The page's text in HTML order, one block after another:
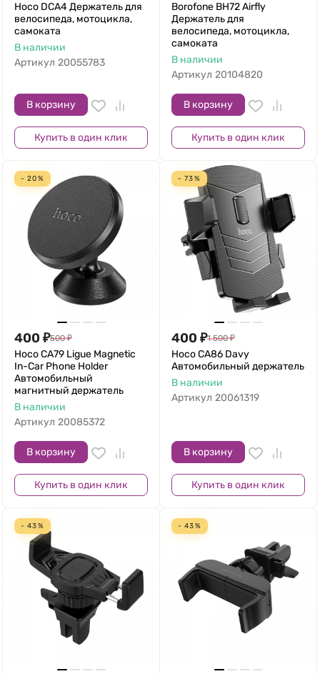
Hoco DCA4 Держатель для
велосипеда, мотоцикла,
самоката
В наличии
Артикул 20055783
В корзину
Купить в один клик
Borofone BH72 Airfly
Держатель для
велосипеда, мотоцикла,
самоката
В наличии
Артикул 20104820
В корзину
Купить в один клик
- 20%
400 ₽500 ₽
Hoco CA79 Ligue Magnetic
In-Car Phone Holder
Автомобильный
магнитный держатель
В наличии
Артикул 20085372
В корзину
Купить в один клик
- 73%
400 ₽1 500 ₽
Hoco CA86 Davy
Автомобильный держатель
В наличии
Артикул 20061319
В корзину
Купить в один клик
- 43% - 43%